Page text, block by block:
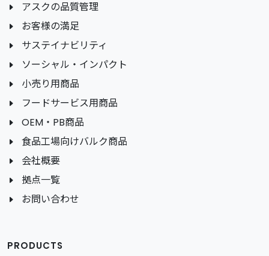
アスクの品質管理
お客様の満足
サステイナビリティ
ソーシャル・インパクト
小売り用商品
フードサービス用商品
OEM・PB商品
食品工場向けバルク商品
会社概要
拠点一覧
お問い合わせ
PRODUCTS